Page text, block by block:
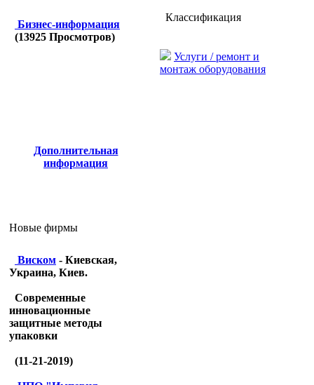
Бизнес-информация
(13925 Просмотров)
Дополнительная
информация
Новые фирмы
Виском - Киевская,
Украина, Киев.
Современные
инновационные
защитные методы
упаковки
(11-21-2019)
Классификация
Услуги / ремонт и
монтаж оборудования